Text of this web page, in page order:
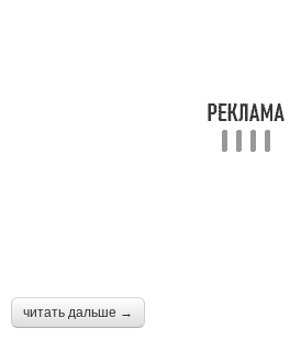
читать дальше →